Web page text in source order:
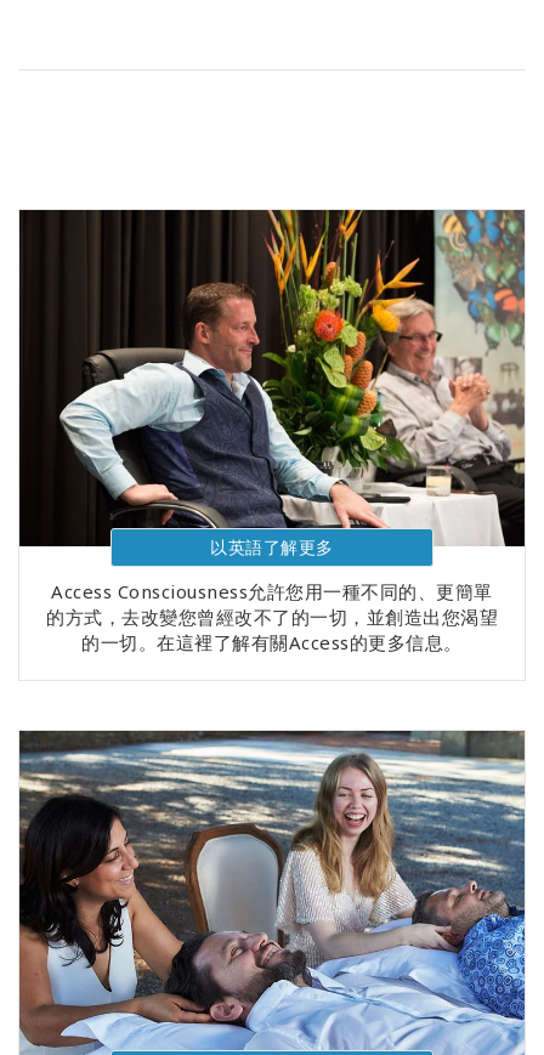
以英語了解更多
Access Consciousness允許您用一種不同的、更簡單
的方式，去改變您曾經改不了的一切，並創造出您渴望
的一切。在這裡了解有關Access的更多信息。